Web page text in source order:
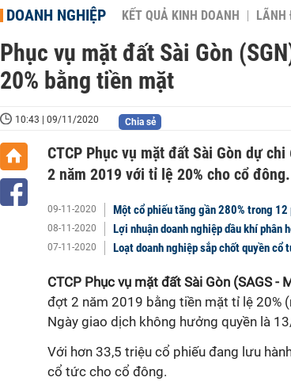
DOANH NGHIỆP KẾT QUẢ KINH DOANH LÃNH
Phục vụ mặt đất Sài Gòn
20% bằng tiền mặt
10:43 | 09/11/2020 Chia sẻ
CTCP Phục vụ mặt đất Sài Gòn dự
2 năm 2019 với tỉ lệ 20% cho cổ đông.
09-11-2020 Một cổ phiếu tăng gần 280% trong 12
08-11-2020 Lợi nhuận doanh nghiệp dầu khí phân
07-11-2020 Loạt doanh nghiệp sắp chốt quyền
CTCP Phục vụ mặt đất Sài Gòn (SAGS -
đợt 2 năm 2019 bằng tiền mặt tỉ lệ 20%
Ngày giao dịch không hưởng quyền là
Với hơn 33,5 triệu cổ phiếu đang lưu
cổ tức cho cổ đông.